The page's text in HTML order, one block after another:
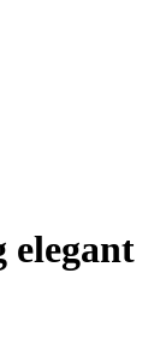
elegant